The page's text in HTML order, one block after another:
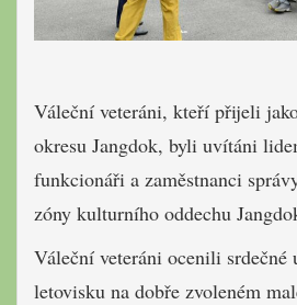
Váleční veteráni, kteří přijeli
okresu Jangdok, byli uvítáni
funkcionáři a zaměstnanci
zóny kulturního oddechu
Váleční veteráni ocenili srdečné
letovisku na dobře zvoleném